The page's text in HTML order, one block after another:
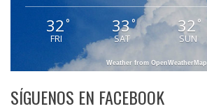
32°
FRI
33°
SAT
32 °
SUN
Weather from OpenWeatherMap
SÍGUENOS EN FACEBOOK